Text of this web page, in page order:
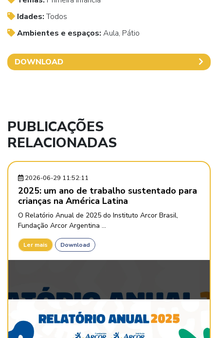
Idades:Todos
Ambientes e espaços: Aula, Pátio
DOWNLOAD
PUBLICAÇÕES
RELACIONADAS
2026-06-29 11:52:11
2025: um ano de trabalho sustentado para
crianças na América Latina
O Relatório Anual de 2025 do Instituto Arcor Brasil,
Fundação Arcor Argentina ...
Ler mais Download